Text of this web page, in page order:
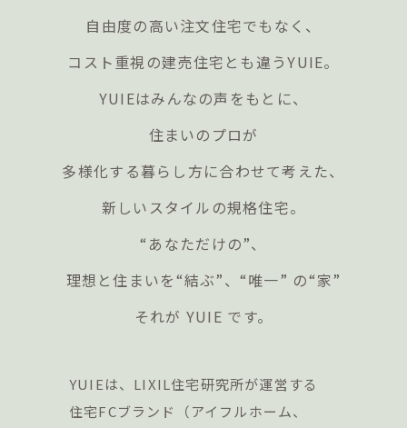
自由度の高い注文住宅でもなく、
コスト重視の建売住宅とも違うYUIE。
YUIEはみんなの声をもとに、
住まいのプロが
多様化する暮らし方に合わせて考えた、
新しいスタイルの規格住宅。
“あなただけの”、
理想と住まいを“結ぶ”、“唯一” の“家”
それが YUIE です。
YUIEは、LIXIL住宅研究所が運営する
住宅FCブランド（アイフルホーム、